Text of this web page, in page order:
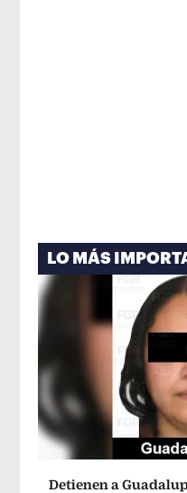
LO MÁS
Detienen a